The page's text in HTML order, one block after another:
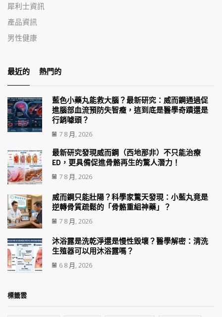
犀利士資訊
產品資訊
男性健康
最近的 熱門的
藍色小藥丸能救大腦？最新研究：威而鋼通過促
進腦部血流預防失智癥，這到底是醫學奇蹟還是
行銷噱頭？
7 8 月, 2026
最新研究發現威而鋼（西地那非）不只能治療
ED，更具備促進骨骼再生的驚人潛力！
7 8 月, 2026
威而鋼只能壯陽？科學家驚天發現：小藍丸竟是
逆轉骨質疏鬆的「骨骼重組神藥」？
7 8 月, 2026
沐浴露是洗乾淨還是慢性毀壞？醫學解密：清洗
生殖器可以用沐浴露嗎？
6 8 月, 2026
標籤雲